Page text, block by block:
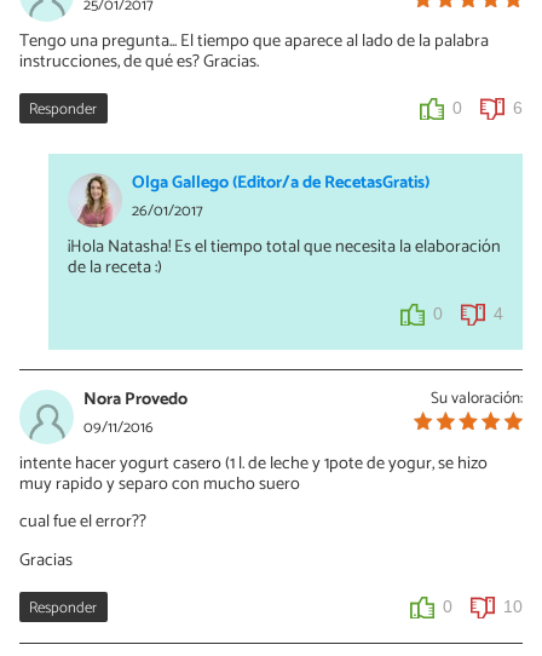
25/01/2017
Tengo una pregunta... El tiempo que aparece al lado de la palabra
instrucciones, de qué es? Gracias.
Responder 0 6
Olga Gallego (Editor/a de RecetasGratis)
26/01/2017
¡Hola Natasha! Es el tiempo total que necesita la elaboración
de la receta :)
0 4
Su valoración:
Nora Provedo
09/11/2016
intente hacer yogurt casero (1 l. de leche y 1pote de yogur, se hizo
muy rapido y separo con mucho suero
cual fue el error??
Gracias
Responder 0 10